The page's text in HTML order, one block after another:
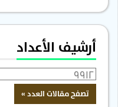
أرشيف الأعداد